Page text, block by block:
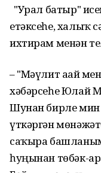
"Урал батыр"
етәксеһе, халыҡ
ихтирам менән
– "Мәүлит ағай
хәбәрсеһе Юлай
Шунан бирле мин
үткәргән
саҡыра
һуңынан төбәк-